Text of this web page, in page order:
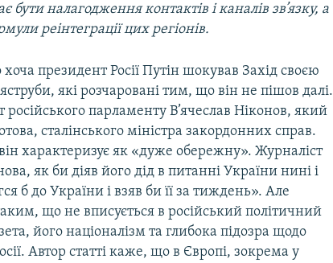
налагодження контактів і каналів зв’язку, а
реінтеграції цих регіонів.
президент Росії Путін шокував Захід своєю
які розчаровані тим, що він не пішов далі.
російського парламенту В’ячеслав Ніконов, який
сталінського міністра закордонних справ.
характеризує як «дуже обережну». Журналіст
як би діяв його дід в питанні України нині і
б до України і взяв би її за тиждень». Але
що не вписується в російський політичний
його націоналізм та глибока підозра щодо
Автор статті каже, що в Європі, зокрема у